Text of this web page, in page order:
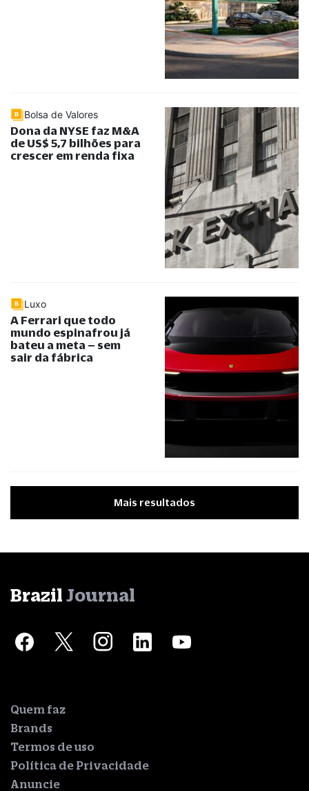
Bolsa de Valores
Dona da NYSE faz M&A
de US$ 5,7 bilhões para
crescer em renda fixa
Luxo
A Ferrari que todo
mundo espinafrou já
bateu a meta – sem
sair da fábrica
Mais resultados
Brazil Journal
Quem faz
Brands
Termos de uso
Política de Privacidade
Anuncie